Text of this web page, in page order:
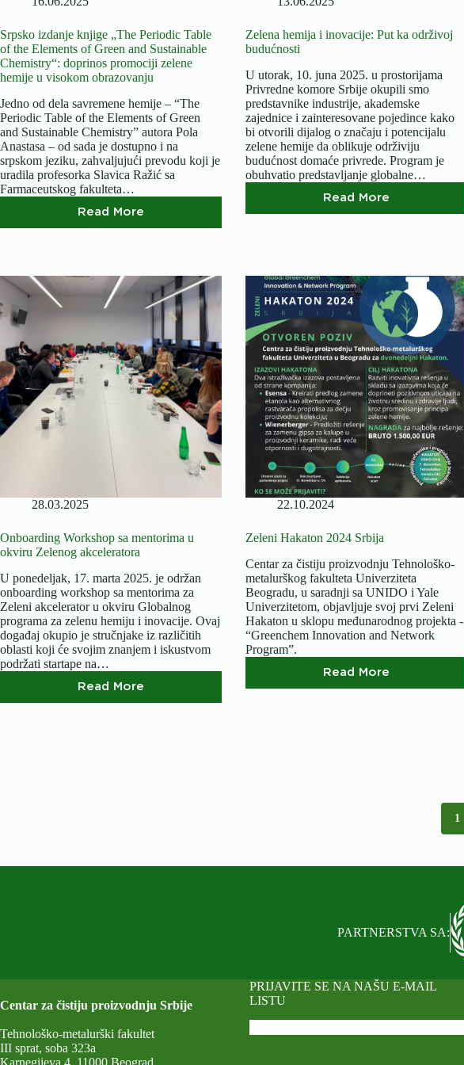
Srpsko izdanje knjige „The Periodic Table
of the Elements of Green and Sustainable
Chemistry“: doprinos promociji zelene
hemije u visokom obrazovanju
Jedno od dela savremene hemije – “The
Periodic Table of the Elements of Green
and Sustainable Chemistry” autora Pola
Anastasa – od sada je dostupno i na
srpskom jeziku, zahvaljujući prevodu koji je
uradila profesorka Slavica Ražić sa
Farmaceutskog fakulteta…
Read More
Srpsko
izdanje
Periodic
Table
of
of
Green
and
Sustainable
Chemistry“:
doprinos
zelene
hemije
u
visokom
Zelena hemija i inovacije: Put ka održivoj
budućnosti
U utorak, 10. juna 2025. u prostorijama
Privredne komore Srbije okupili smo
predstavnike industrije, akademske
zajednice i zainteresovane pojedince kako
bi otvorili dijalog o značaju i potencijalu
zelene hemije da oblikuje održiviju
budućnost domaće privrede. Program je
obuhvatio predstavljanje globalne…
Read More
Zelena
hemija
ka
održivoj
budućnosti
28.03.2025
Onboarding Workshop sa mentorima u
okviru Zelenog akceleratora
U ponedeljak, 17. marta 2025. je održan
onboarding workshop sa mentorima za
Zeleni akcelerator u okviru Globalnog
programa za zelenu hemiju i inovacije. Ovaj
događaj okupio je stručnjake iz različitih
oblasti koji će svojim znanjem i iskustvom
podržati startape na…
Read MoreOnboarding
Workshop
22.10.2024
Zeleni Hakaton 2024 Srbija
Centar za čistiju proizvodnju Tehnološko-
metalurškog fakulteta Univerziteta
Beogradu, u saradnji sa UNIDO i Yale
Univerzitetom, objavljuje svoj prvi Zeleni
Hakaton u sklopu međunarodnog projekta -
“Greenchem Innovation and Network
Program”.
Read More
Zeleni
Hakaton
1
PARTNERSTVA SA:
Centar za čistiju proizvodnju Srbije
Tehnološko-metalurški fakultet
III sprat, soba 323a
Karnegijeva 4, 11000 Beograd
PRIJAVITE SE NA NAŠU E-MAIL
LISTU